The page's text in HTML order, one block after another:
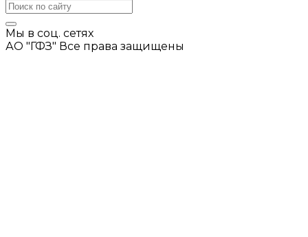
Мы в соц. сетях
АО "ГФЗ" Все права защищены